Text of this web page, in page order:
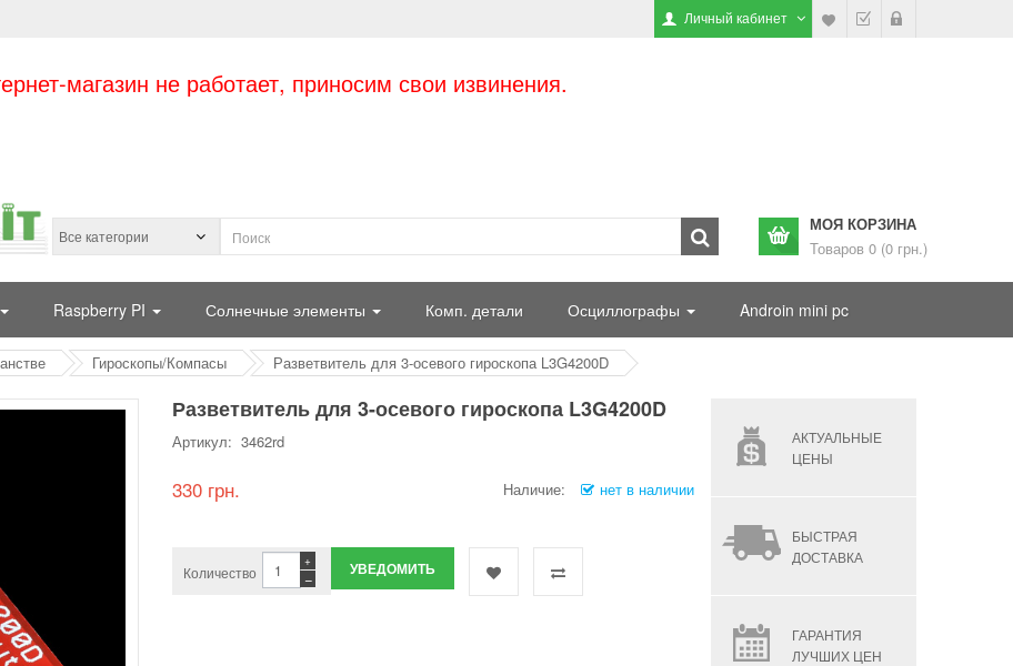
Личный кабинет
магазин не работает, приносим свои извинения.
МОЯ КОРЗИНА
Товаров 0 (0 грн.)
Raspberry PI Солнечные элементы Комп. детали Осциллографы Androin mini pc
Гироскопы/Компасы Разветвитель для 3-осевого гироскопа L3G4200D
Разветвитель для 3-осевого гироскопа L3G4200D
Артикул: 3462rd
330 грн. Наличие: нет в наличии
Количество −
+ УВЕДОМИТЬ
АКТУАЛЬНЫЕ
ЦЕНЫ
БЫСТРАЯ
ДОСТАВКА
ГАРАНТИЯ
ЛУЧШИХ ЦЕН